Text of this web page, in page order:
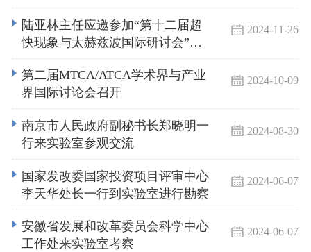
陆亚林主任应邀参加“第十二届超
快现象与太赫兹波国际研讨会”并
作大会报告
2024-11-26
第二届MTCA/ATCA学术界与产业
界国际讨论会召开
2024-10-09
南京市人民政府副秘书长郑晓明一
行来实验室参观交流
2024-08-30
国家发改委国家投资项目评审中心
李天华处长一行到实验室进行勘察
2024-06-07
安徽省发展和改革委员会科学中心
工作处来实验室考察
2024-06-07